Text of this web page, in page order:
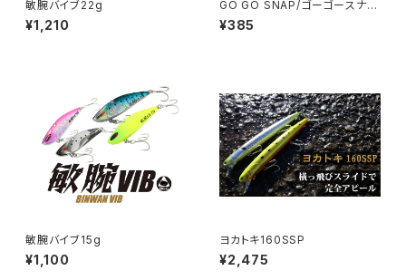
敏腕バイブ22g
¥1,210
GO GO SNAP/ゴーゴースナッ
プ SNAP−01〜04
¥385
敏腕バイブ15g
¥1,100
ヨカトキ160SSP
¥2,475